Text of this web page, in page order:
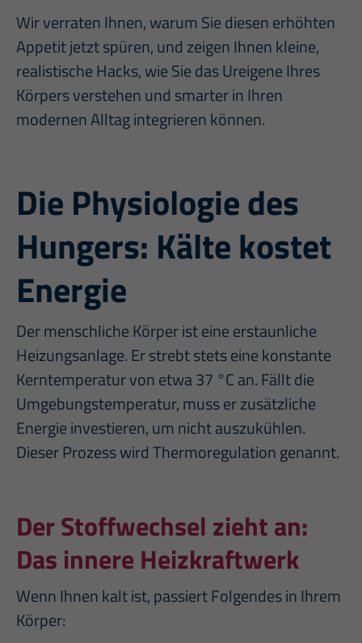
Wir verraten Ihnen, warum Sie diesen erhöhten
Appetit jetzt spüren, und zeigen Ihnen kleine,
realistische Hacks, wie Sie das Ureigene Ihres
Körpers verstehen und smarter in Ihren
modernen Alltag integrieren können.
Die Physiologie des
Hungers: Kälte kostet
Energie
Der menschliche Körper ist eine erstaunliche
Heizungsanlage. Er strebt stets eine konstante
Kerntemperatur von etwa 37 °C an. Fällt die
Umgebungstemperatur, muss er zusätzliche
Energie investieren, um nicht auszukühlen.
Dieser Prozess wird Thermoregulation genannt.
Der Stoffwechsel zieht an:
Das innere Heizkraftwerk
Wenn Ihnen kalt ist, passiert Folgendes in Ihrem
Körper: